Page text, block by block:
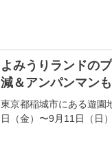
よみうりランドの
減＆アンパンマンも
東京都稲城市にある遊園
日（金）〜9月11日（日